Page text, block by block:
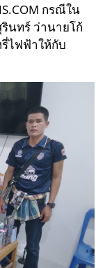
กรณีใน
นทร์ ว่านายโก้
ไฟฟ้าให้กับ